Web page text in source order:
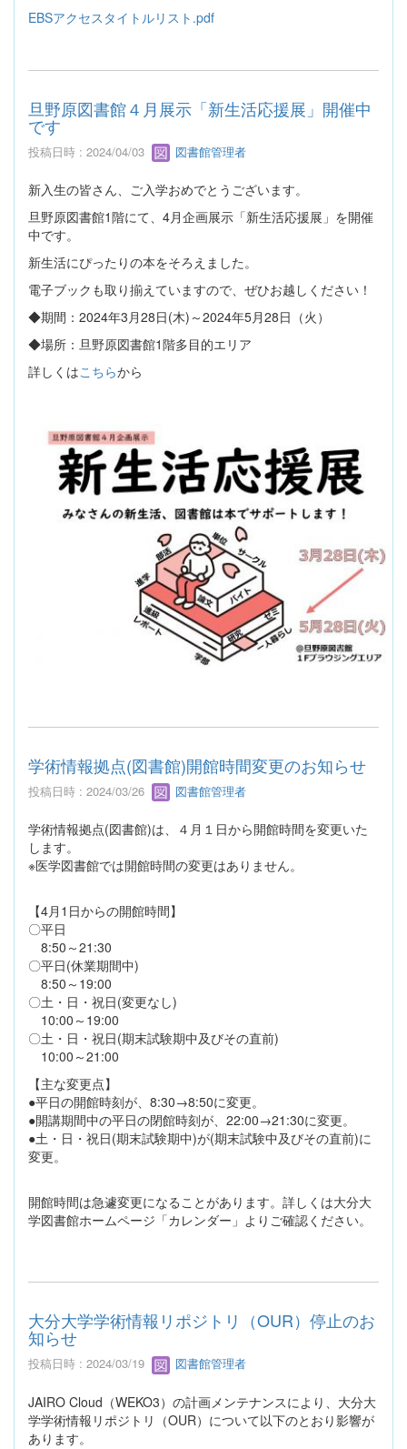
EBSアクセスタイトルリスト.pdf
旦野原図書館４月展示「新生活応援展」開催中
です
投稿日時 : 2024/04/03 図書館管理者
新入生の皆さん、ご入学おめでとうございます。
旦野原図書館1階にて、4月企画展示「新生活応援展」を開催
中です。
新生活にぴったりの本をそろえました。
電子ブックも取り揃えていますので、ぜひお越しください！
◆期間：2024年3月28日(木)～2024年5月28日（火）
◆場所：旦野原図書館1階多目的エリア
詳しくはこちらから
学術情報拠点(図書館)開館時間変更のお知らせ
投稿日時 : 2024/03/26 図書館管理者
学術情報拠点(図書館)は、４月１日から開館時間を変更いた
します。
※医学図書館では開館時間の変更はありません。
【4月1日からの開館時間】
〇平日
8:50～21:30
〇平日(休業期間中)
8:50～19:00
〇土・日・祝日(変更なし)
10:00～19:00
〇土・日・祝日(期末試験期中及びその直前)
10:00～21:00
【主な変更点】
●平日の開館時刻が、8:30→8:50に変更。
●開講期間中の平日の閉館時刻が、22:00→21:30に変更。
●土・日・祝日(期末試験期中)が(期末試験中及びその直前)に
変更。
開館時間は急遽変更になることがあります。詳しくは大分大
学図書館ホームページ「カレンダー」よりご確認ください。
大分大学学術情報リポジトリ（OUR）停止のお
知らせ
投稿日時 : 2024/03/19 図書館管理者
JAIRO Cloud（WEKO3）の計画メンテナンスにより、大分大
学学術情報リポジトリ（OUR）について以下のとおり影響が
あります。